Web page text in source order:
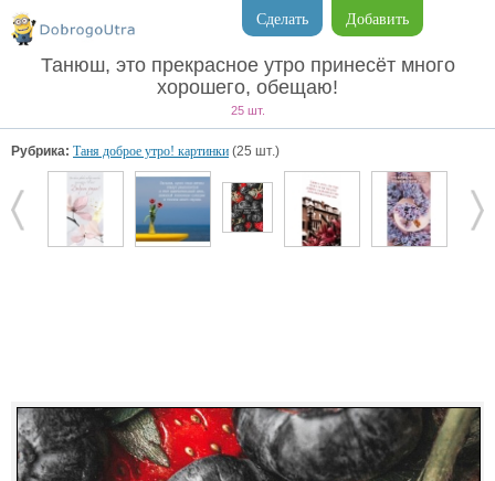
Добавить
Сделать
Танюш, это прекрасное утро принесёт много
хорошего, обещаю!
25 шт.
Рубрика: Таня доброе утро! картинки (25 шт.)